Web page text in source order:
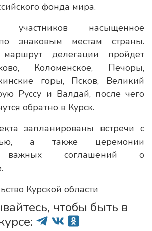
фонда мира.
насыщенное
знаковым местам страны.
маршрут делегации пройдет
Коломенское, Печоры,
горы, Псков, Великий
Руссу и Валдай, после чего
обратно в Курск.
запланированы встречи с
а также церемонии
важных соглашений о
Курской области
чтобы быть в